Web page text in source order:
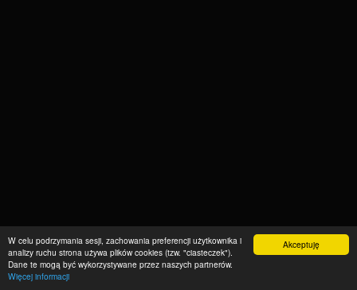
Akceptuję
W celu podrzymania sesji, zachowania preferencji użytkownika i
analizy ruchu strona używa plików cookies (tzw. "ciasteczek").
Dane te mogą być wykorzystywane przez naszych partnerów.
Więcej informacji